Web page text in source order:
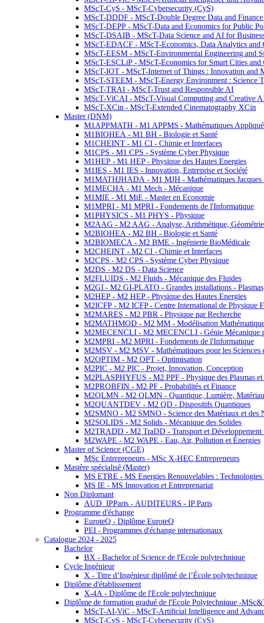
MScT-CyS - MScT-Cybersecurity (CyS)
MScT-DDDF - MScT-Double Degree Data and
MScT-DEPP - MScT-Data and Economics for Public
MScT-DSAIB - MScT-Data Science and AI for
MScT-EDACF - MScT-Economics, Data Analytics and
MScT-EESM - MScT-Environmental Engineering and
MScT-ESCLiP - MScT-Economics for Smart Cities and
MScT-IOT - MScT-Internet of Things : Innovation and
MScT-STEEM - MScT-Energy Environment : Science
MScT-TRAI - MScT-Trust and Responsible AI
MScT-ViCAI - MScT-Visual Computing and Creative
MScT-XCin - MScT-Extended Cinematography XCin
Master (DNM)
M1APPMATH - M1 APPMS - Mathématiques
M1BIOHEA - M1 BH - Biologie et Santé
M1CHEINT - M1 CI - Chimie et Interfaces
M1CPS - M1 CPS - Système Cyber Physique
M1HEP - M1 HEP - Physique des Hautes Energies
M1IES - M1 IES - Innovation, Entreprise et Société
M1MATHJHADA - M1 MJH - Mathématiques Jacques
M1MECHA - M1 Mech - Mécanique
M1MIE - M1 MiE - Master en Economie
M1MPRI - M1 MPRI - Fondements de l'Informatique
M1PHYSICS - M1 PHYS - Physique
M2AAG - M2 AAG - Analyse, Arithmétique, Géométrie
M2BIOHEA - M2 BH - Biologie et Santé
M2BIOMECA - M2 BME - Ingénierie BioMédicale
M2CHEINT - M2 CI - Chimie et Interfaces
M2CPS - M2 CPS - Système Cyber Physique
M2DS - M2 DS - Data Science
M2FLUIDS - M2 Fluids - Mécanique des Fluides
M2GI - M2 GI-PLATO - Grandes installations -
M2HEP - M2 HEP - Physique des Hautes Energies
M2ICFP - M2 ICFP - Centre International de Physique
M2MARES - M2 PBR - Physique par Recherche
M2MATHMOD - M2 MM - Modélisation
M2MECENCLI - M2 MECENCLI - Génie Mécanique
M2MPRI - M2 MPRI - Fondements de l'Informatique
M2MSV - M2 MSV - Mathématiques pour les Sciences
M2OPTIM - M2 OPT - Optimisation
M2PIC - M2 PIC - Projet, Innovation, Conception
M2PLASPHYFUS - M2 PPF - Physique des Plasmas et
M2PROBFIN - M2 PF - Probabilités et Finance
M2QLMN - M2 QLMN - Quantique, Lumière,
M2QUANTDEV - M2 QD - Dispositifs Quantiques
M2SMNO - M2 SMNO - Science des Matériaux et des
M2SOLIDS - M2 Solids - Mécanique des Solides
M2TRADD - M2 TraDD - Transport et Développement
M2WAPE - M2 WAPE - Eau, Air, Pollution et Énergies
Master of Science (CGE)
MSc Entrepreneurs - MSc X-HEC Entrepreneurs
Mastère spécialisé (Master)
MS ETRE - MS Energies Renouvelables :
MS IE - MS Innovation et Entreprenariat
Non Diplomant
AUD_IPParis - AUDITEURS - IP Paris
Programme d'échange
EuroteQ - Diplôme EuroteQ
PEI - Programmes d'échange internationaux
Catalogue 2024 - 2025
Bachelor
BX - Bachelor of Science de l'Ecole polytechnique
Cycle Ingénieur
X - Titre d’Ingénieur diplômé de l’École polytechnique
Diplôme d'établissement
X-4A - Diplôme de l'Ecole polytechnique
Diplôme de formation gradué de l'Ecole Polytechnique -
MScT-AI-ViC - MScT-Artificial Intelligence and
MScT-CyS - MScT-Cybersecurity (CyS)